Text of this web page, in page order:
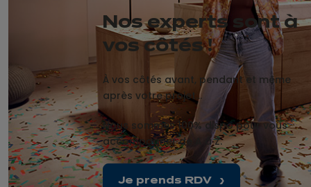
Nos experts sont à
vos côtés !
À vos côtés avant, pendant et même
après votre projet…
Nous sommes 100% dispo pour vous
accompagner de A à Z.
Je prends RDV